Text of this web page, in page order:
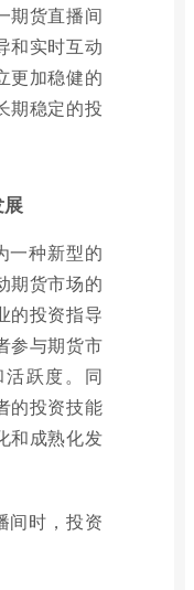
期货直播间
和实时互动
更加稳健的
期稳定的投
一种新型的
期货市场的
的投资指导
参与期货市
跃度。同
的投资技能
和成熟化发
间时，投资